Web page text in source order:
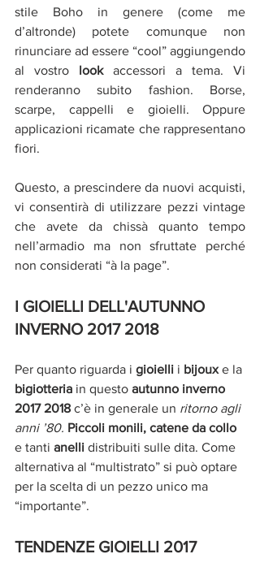
stile Boho in genere (come me
d’altronde) potete comunque non
rinunciare ad essere “cool” aggiungendo
al vostro look accessori a tema. Vi
renderanno subito fashion. Borse,
scarpe, cappelli e gioielli. Oppure
applicazioni ricamate che rappresentano
fiori.
Questo, a prescindere da nuovi acquisti,
vi consentirà di utilizzare pezzi vintage
che avete da chissà quanto tempo
nell’armadio ma non sfruttate perché
non considerati “à la page”.
I GIOIELLI DELL'AUTUNNO
INVERNO 2017 2018
Per quanto riguarda i gioielli i bijoux e la
bigiotteria in questo autunno inverno
2017 2018 c’è in generale un ritorno agli
anni ’80. Piccoli monili, catene da collo
e tanti anelli distribuiti sulle dita. Come
alternativa al “multistrato” si può optare
per la scelta di un pezzo unico ma
“importante”.
TENDENZE GIOIELLI 2017